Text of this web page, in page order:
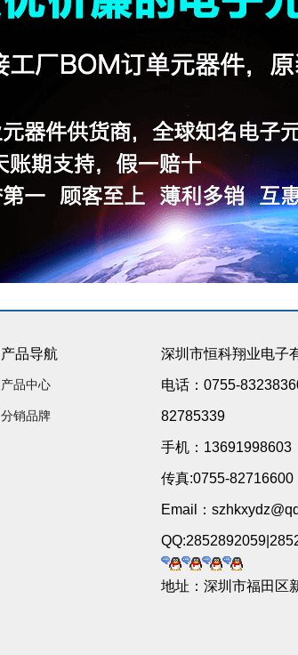
产品导航
产品中心
分销品牌
深圳市恒科翔业电子
电话：0755-
82785339
手机：13691998603
传真:0755-82716600
Email：
地址：深圳市福田区